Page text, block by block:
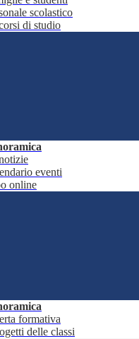
scolastico
di studio
eventi
online
formativa
delle classi